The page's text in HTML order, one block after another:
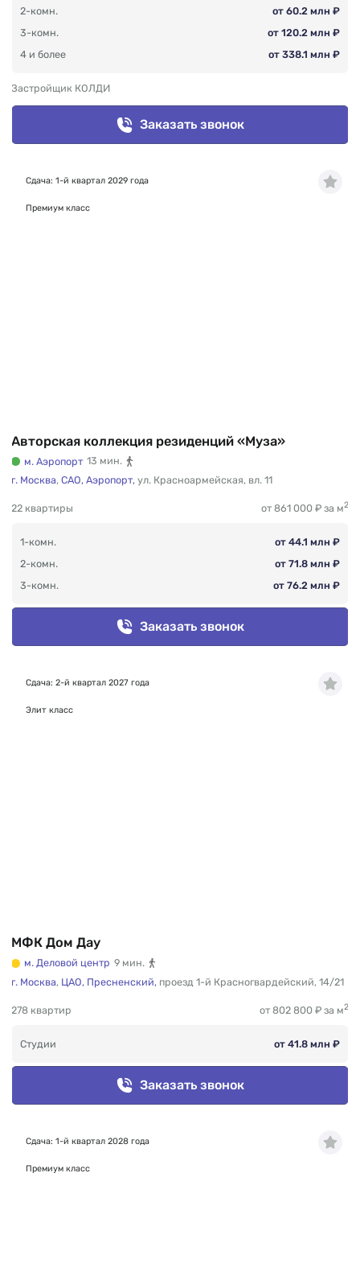
2-комн.
от 60.2 млн ₽
3-комн.
от 120.2 млн ₽
4 и более
от 338.1 млн ₽
Застройщик КОЛДИ
Заказать звонок
Авторская коллекция резиденций «Муза»
м. Аэропорт 13 мин.
г. Москва, САО, Аэропорт, ул. Красноармейская, вл. 11
22 квартиры от 861 000 ₽ за м2
1-комн.
от 44.1 млн ₽
2-комн.
от 71.8 млн ₽
3-комн.
от 76.2 млн ₽
Заказать звонок
Сдача: 1-й квартал 2029 года
Премиум класс
МФК Дом Дау
м. Деловой центр 9 мин.
г. Москва, ЦАО, Пресненский, проезд 1-й Красногвардейский, 14/21
278 квартир от 802 800 ₽ за м2
Студии от 41.8 млн ₽
Заказать звонок
Сдача: 2-й квартал 2027 года
Элит класс
Сдача: 1-й квартал 2028 года
Премиум класс